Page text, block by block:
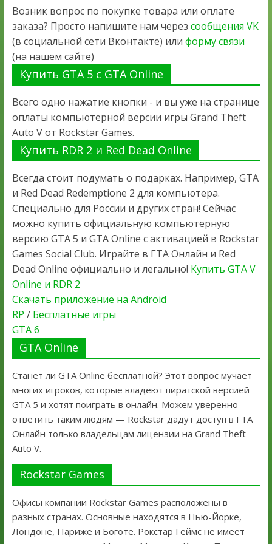
Возник вопрос по покупке товара или оплате
заказа? Просто напишите нам через сообщения VK
(в социальной сети Вконтакте) или форму связи
(на нашем сайте)
Купить GTA 5 с GTA Online
Всего одно нажатие кнопки - и вы уже на странице
оплаты компьютерной версии игры Grand Theft
Auto V от Rockstar Games.
Купить RDR 2 и Red Dead Online
Всегда стоит подумать о подарках. Например, GTA
и Red Dead Redemptione 2 для компьютера.
Специально для России и других стран! Сейчас
можно купить официальную компьютерную
версию GTA 5 и GTA Online с активацией в Rockstar
Games Social Club. Играйте в ГТА Онлайн и Red
Dead Online официально и легально! Купить GTA V
Online и RDR 2
Скачать приложение на Android
RP / Бесплатные игры
GTA 6
GTA Online
Станет ли GTA Online бесплатной? Этот вопрос мучает
многих игроков, которые владеют пиратской версией
GTA 5 и хотят поиграть в онлайн. Можем уверенно
ответить таким людям — Rockstar дадут доступ в ГТА
Онлайн только владельцам лицензии на Grand Theft
Auto V.
Rockstar Games
Офисы компании Rockstar Games расположены в
разных странах. Основные находятся в Нью-Йорке,
Лондоне, Париже и Боготе. Рокстар Геймс не имеет